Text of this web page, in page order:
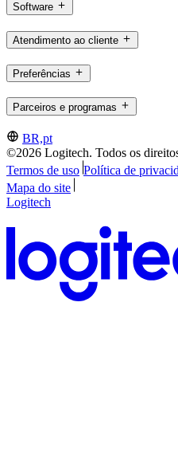
Software
Atendimento ao cliente
Preferências
Parceiros e programas
BR,pt
©2026 Logitech. Todos os
Termos de uso Política de
Mapa do site
Logitech